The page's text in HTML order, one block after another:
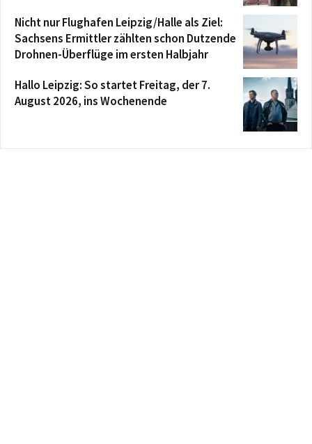
Nicht nur Flughafen Leipzig/Halle als Ziel:
Sachsens Ermittler zählten schon Dutzende
Drohnen-Überflüge im ersten Halbjahr
Hallo Leipzig: So startet Freitag, der 7.
August 2026, ins Wochenende